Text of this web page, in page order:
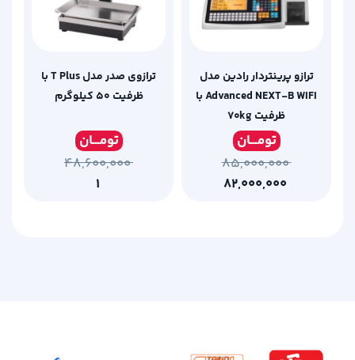
ترازو پرینتردار رادین مدل
Advanced NEXT-B WIFI با
ظرفیت ۷۰kg
تومـــان
۸۵,۰۰۰,۰۰۰
ترازوی صدر مدل T Plus با
ظرفیت 50 کیلوگرم
تومـــان
۴۸,۶۰۰,۰۰۰